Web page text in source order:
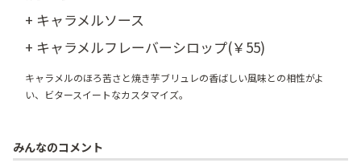
+ キャラメルソース
+ キャラメルフレーバーシロップ(￥55)
キャラメルのほろ苦さと焼き芋ブリュレの香ばしい風味との相性がよ
い、ビタースイートなカスタマイズ。
みんなのコメント